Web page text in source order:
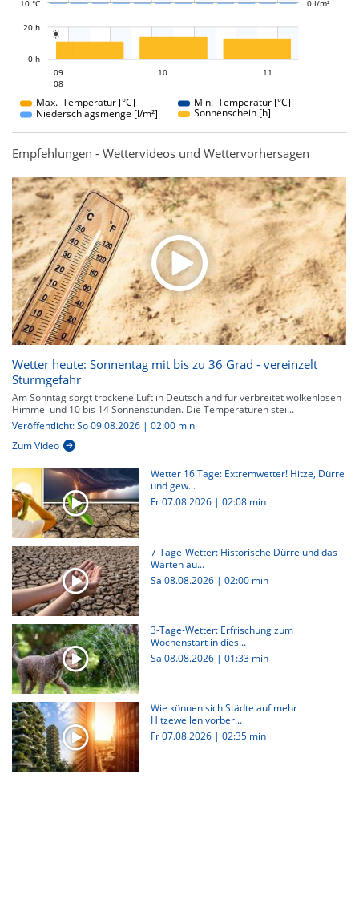
10 °C 0 l/m²

0 h
20 h
09
08
10 11
Max. Temperatur [°C]
Min. Temperatur [°C]
Niederschlagsmenge [l/m²]
Sonnenschein [h]
Empfehlungen - Wettervideos und Wettervorhersagen
Wetter heute: Sonnentag mit bis zu 36 Grad - vereinzelt
Sturmgefahr
Am Sonntag sorgt trockene Luft in Deutschland für verbreitet wolkenlosen
Himmel und 10 bis 14 Sonnenstunden. Die Temperaturen stei...
Veröffentlicht: So 09.08.2026 | 02:00 min
Zum Video
Wetter 16 Tage: Extremwetter! Hitze, Dürre
und gew...
Fr 07.08.2026 | 02:08 min
7-Tage-Wetter: Historische Dürre und das
Warten au...
Sa 08.08.2026 | 02:00 min
3-Tage-Wetter: Erfrischung zum
Wochenstart in dies...
Sa 08.08.2026 | 01:33 min
Wie können sich Städte auf mehr
Hitzewellen vorber...
Fr 07.08.2026 | 02:35 min